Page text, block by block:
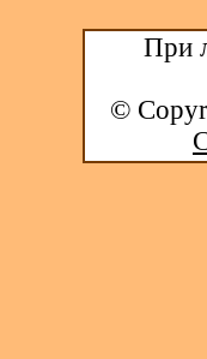
При
©